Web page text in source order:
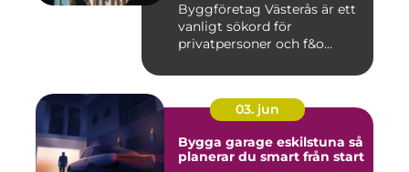
Byggföretag Västerås är ett
vanligt sökord för
privatpersoner och f&o...
03. jun
Bygga garage eskilstuna så
planerar du smart från start